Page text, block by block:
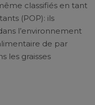
classifiés en tant
(POP): ils
l’environnement
de par
les graisses